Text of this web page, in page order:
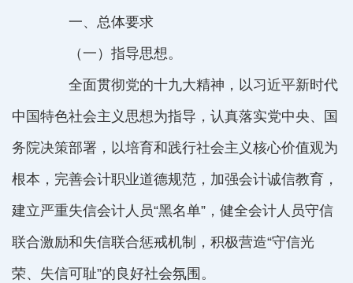
一、总体要求
（一）指导思想。
全面贯彻党的十九大精神，以习近平新时代
中国特色社会主义思想为指导，认真落实党中央、国
务院决策部署，以培育和践行社会主义核心价值观为
根本，完善会计职业道德规范，加强会计诚信教育，
建立严重失信会计人员“黑名单”，健全会计人员守信
联合激励和失信联合惩戒机制，积极营造“守信光
荣、失信可耻”的良好社会氛围。